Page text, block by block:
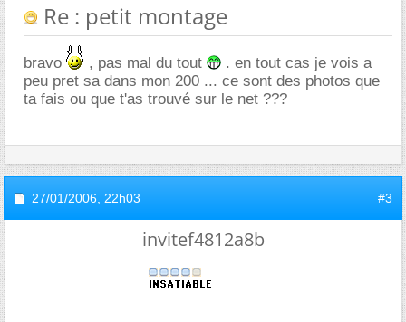
Re : petit montage
bravo , pas mal du tout
. en tout cas je vois a
peu pret sa dans mon 200 ... ce sont des photos que
ta fais ou que t'as trouvé sur le net ???
27/01/2006, 22h03 #3
invitef4812a8b